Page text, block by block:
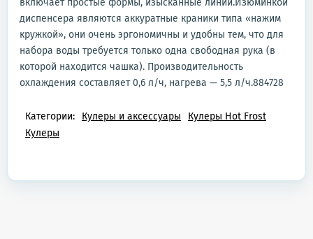
включает простые формы, изысканные линии.Изюминкой
диспенсера являются аккуратные краники типа «нажим
кружкой», они очень эргономичны и удобны тем, что для
набора воды требуется только одна свободная рука (в
которой находится чашка). Производительность
охлаждения составляет 0,6 л/ч, нагрева — 5,5 л/ч.884728
Категории: Кулеры и аксессуары
Кулеры Hot Frost
Кулеры